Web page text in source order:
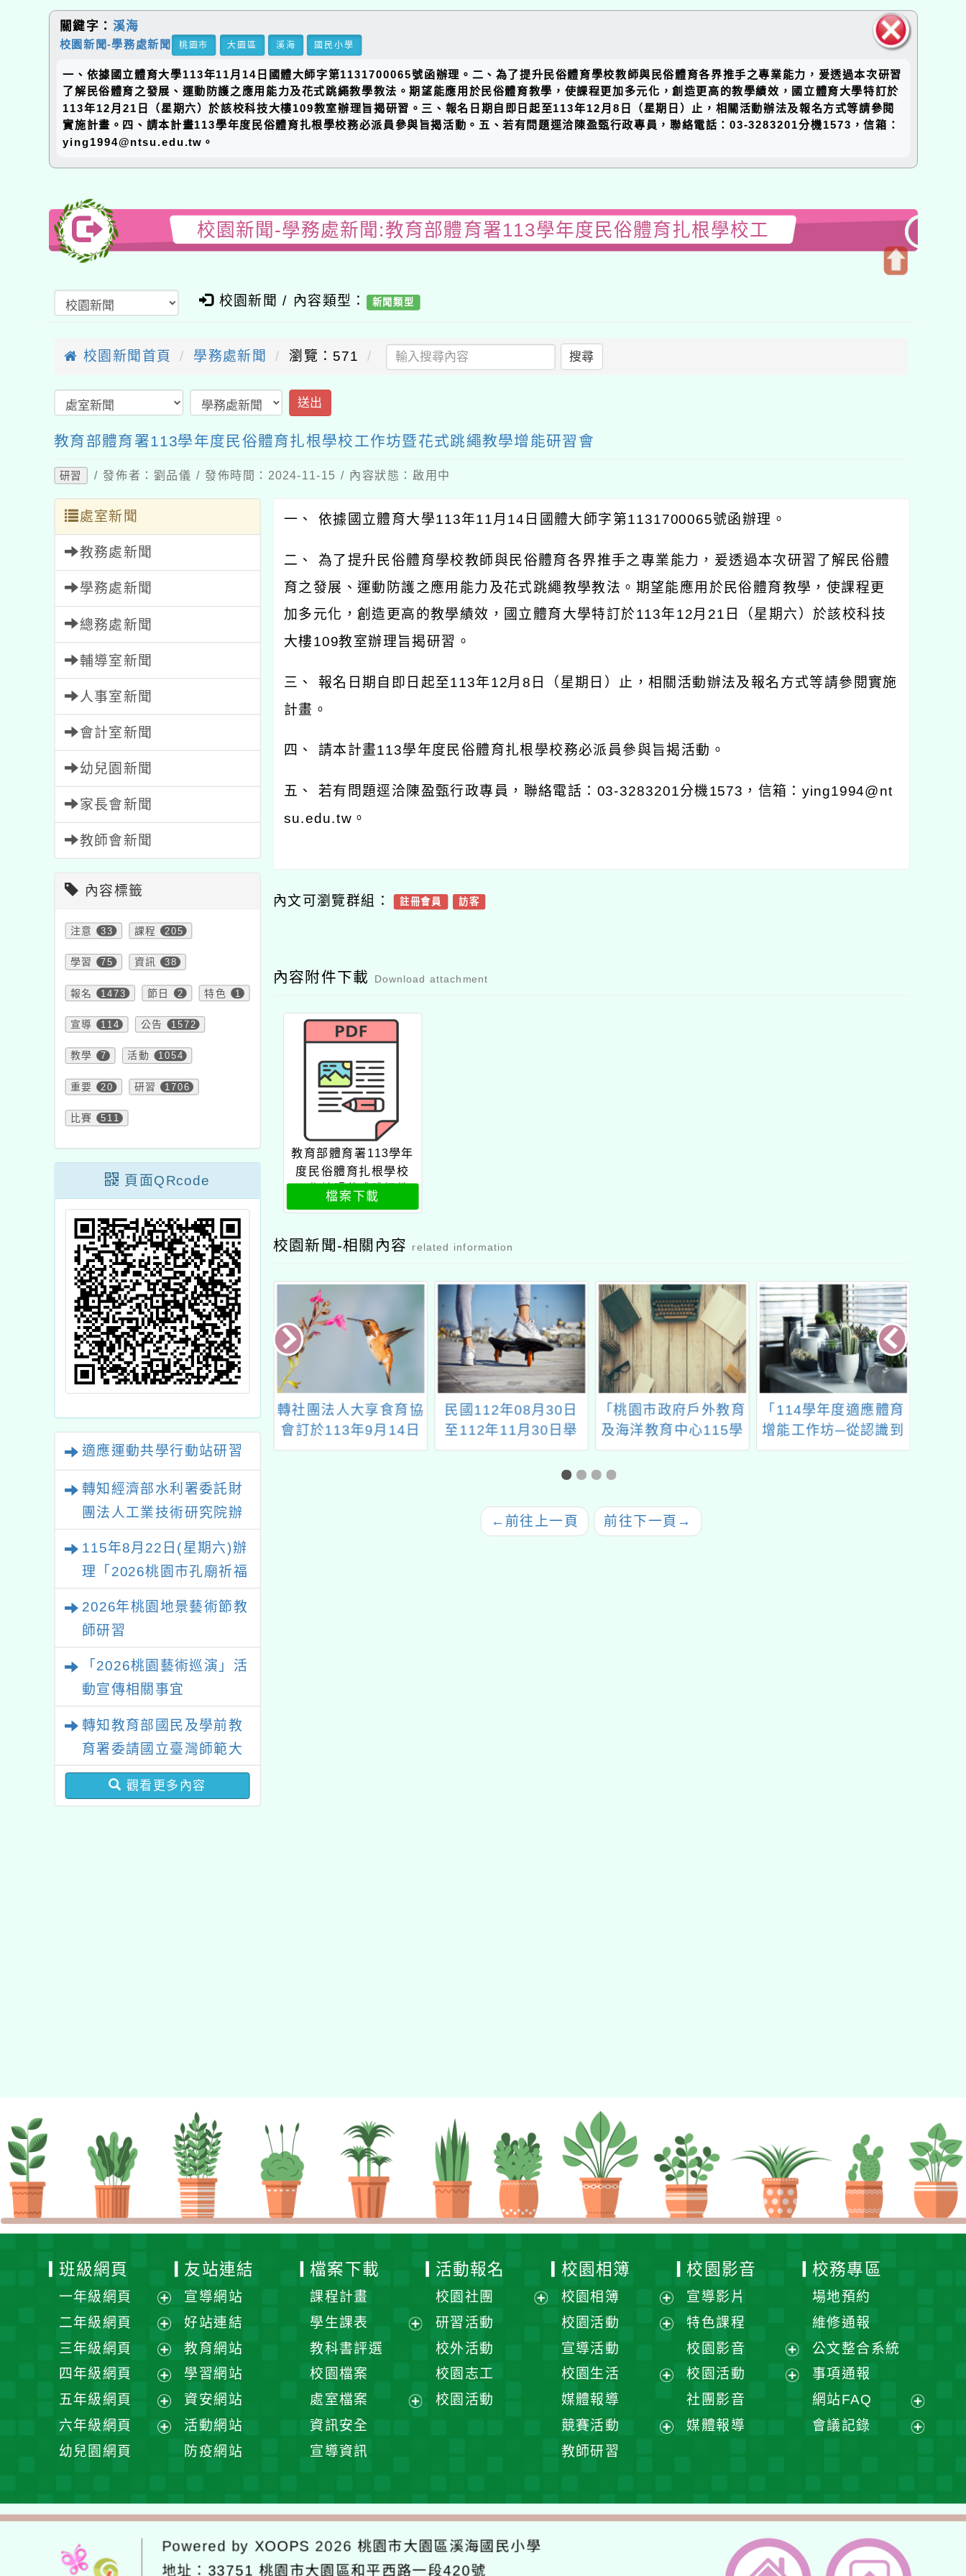
塊
關鍵字： 溪海
校園新聞-學務處新聞 桃園市 大園區 溪海 國民小學
一、依據國立體育大學113年11月14日國體大師字第1131700065號函辦理。二、為了提升民俗體育學校教師與民俗體育各界推手之專業能力，爰透過本次研習
了解民俗體育之發展、運動防護之應用能力及花式跳繩教學教法。期望能應用於民俗體育教學，使課程更加多元化，創造更高的教學績效，國立體育大學特訂於
113年12月21日（星期六）於該校科技大樓109教室辦理旨揭研習。三、報名日期自即日起至113年12月8日（星期日）止，相關活動辦法及報名方式等請參閱
實施計畫。四、請本計畫113學年度民俗體育扎根學校務必派員參與旨揭活動。五、若有問題逕洽陳盈甄行政專員，聯絡電話：03-3283201分機1573，信箱：
ying1994@ntsu.edu.tw。
校園新聞-學務處新聞:教育部體育署113學年度民俗體育扎根學校工
校園新聞 / 內容類型： 新聞類型
校園新聞首頁 學務處新聞 瀏覽：571 搜尋
送出
教育部體育署113學年度民俗體育扎根學校工作坊暨花式跳繩教學增能研習會
研習 / 發佈者：劉品儀 / 發佈時間：2024-11-15 / 內容狀態：啟用中
處室新聞
教務處新聞
學務處新聞
總務處新聞
輔導室新聞
人事室新聞
會計室新聞
幼兒園新聞
家長會新聞
教師會新聞
內容標籤
注意 33 課程 205
學習 75 資訊 38
報名 1473 節日 2 特色 1
宣導 114 公告 1572
教學 7 活動 1054
重要 20 研習 1706
比賽 511
頁面QRcode
適應運動共學行動站研習
轉知經濟部水利署委託財
團法人工業技術研究院辦
績優單位及節水達人選拔
活動」
115年8月22日(星期六)辦
理「2026桃園市孔廟祈福
系列活動—儒門初開 智慧
啟航」
2026年桃園地景藝術節教
師研習
「2026桃園藝術巡演」活
動宣傳相關事宜
轉知教育部國民及學前教
育署委請國立臺灣師範大
學辦理「114至115年度
健康促進學校輔導計畫師
觀看更多內容
一、 依據國立體育大學113年11月14日國體大師字第1131700065號函辦理。
二、 為了提升民俗體育學校教師與民俗體育各界推手之專業能力，爰透過本次研習了解民俗體
育之發展、運動防護之應用能力及花式跳繩教學教法。期望能應用於民俗體育教學，使課程更
加多元化，創造更高的教學績效，國立體育大學特訂於113年12月21日（星期六）於該校科技
大樓109教室辦理旨揭研習。
三、 報名日期自即日起至113年12月8日（星期日）止，相關活動辦法及報名方式等請參閱實施
計畫。
四、 請本計畫113學年度民俗體育扎根學校務必派員參與旨揭活動。
五、 若有問題逕洽陳盈甄行政專員，聯絡電話：03-3283201分機1573，信箱：ying1994@nt
su.edu.tw。
內文可瀏覽群組： 註冊會員 訪客
內容附件下載 Download attachment
教育部體育署113學年
度民俗體育扎根學校
工作坊暨花式跳繩教
學增能研習會
檔案下載
校園新聞-相關內容 related information
作坊－寫作增能
轉社團法人大享食育協
會訂於113年9月14日
民國112年08月30日
至112年11月30日舉
「桃園市政府戶外教育
及海洋教育中心115學
「114學年度適應體育
增能工作坊─從認識到
← 前往上一頁 前往下一頁 →
班級網頁
一年級網頁
展
開
選
單
二年級網頁
展
選
單
三年級網頁
展
選
單
四年級網頁
展
選
五年級網頁
展
六年級網頁
單
幼兒園網頁
友站連結
宣導網站
好站連結
教育網站
學習網站
資安網站
活動網站
防疫網站
檔案下載
課程計畫
學生課表
單
教科書評選
校園檔案
處室檔案
資訊安全
宣導資訊
活動報名
校園社團
研習活動
校外活動
校園志工
校園活動
校園相簿
校園相簿
展
開
單
校園活動
選
宣導活動
校園生活
選
媒體報導
競賽活動
單
教師研習
校園影音
宣導影片
特色課程
校園影音
展
校園活動
社團影音
媒體報導
校務專區
場地預約
維修通報
公文整合系統
事項通報
網站FAQ
展
會議記錄
單
Powered by XOOPS 2026桃園市大園區溪海國民小學
地址： 33751 桃園市大園區和平西路一段420號